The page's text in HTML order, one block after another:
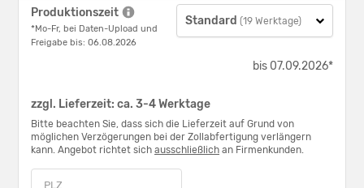
Produktionszeit
*Mo-Fr, bei Daten-Upload und
Freigabe bis: 06.08.2026
Standard (19 Werktage)
bis 07.09.2026*
zzgl. Lieferzeit: ca. 3-4 Werktage
Bitte beachten Sie, dass sich die Lieferzeit auf Grund von
möglichen Verzögerungen bei der Zollabfertigung verlängern
kann. Angebot richtet sich ausschließlich an Firmenkunden.